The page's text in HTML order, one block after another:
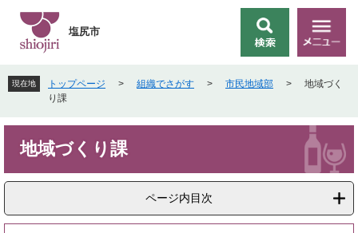
先
頭
す
を
飛
し
文
索
メ
ニ
ー
塩尻市
現在地 トップページ > 組織でさがす > 市民地域部 >
地域づく
り課
地域づくり課
ページ内目次